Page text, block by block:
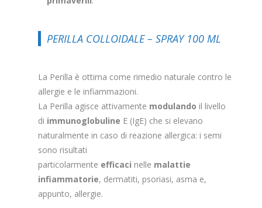
PERILLA COLLOIDALE – SPRAY 100 ML
La Perilla è ottima come rimedio naturale contro le
allergie e le infiammazioni.
La Perilla agisce attivamente modulando il livello
di immunoglobuline E (IgE) che si elevano
naturalmente in caso di reazione allergica: i semi
sono risultati
particolarmente efficaci nelle malattie
infiammatorie, dermatiti, psoriasi, asma e,
appunto, allergie.